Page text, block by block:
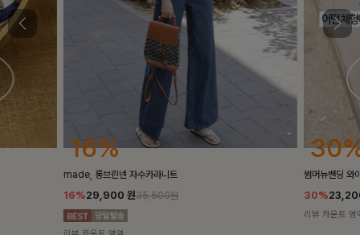
30%
썸머뉴밴딩 와이드슬랙스[S,M,L사이즈]
30%23,200원33,100원
리뷰 카운트 영역
밴스트라이프
25%